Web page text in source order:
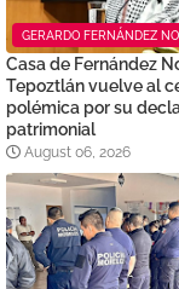
GERARDO FERNÁNDEZ
Casa de Fernández
Tepoztlán vuelve al
polémica por su
patrimonial
August 06, 2026